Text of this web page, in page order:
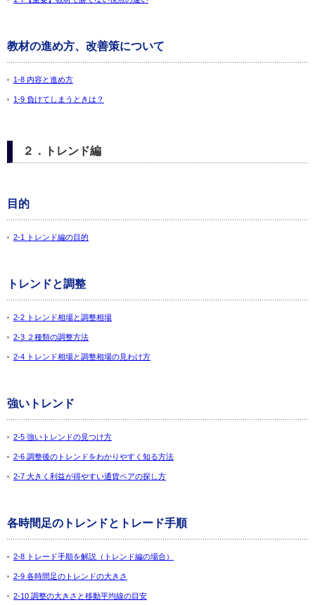
教材の進め方、改善策について
1-8 内容と進め方
1-9 負けてしまうときは？
２．トレンド編
目的
2-1 トレンド編の目的
トレンドと調整
2-2 トレンド相場と調整相場
2-3 ２種類の調整方法
2-4 トレンド相場と調整相場の見わけ方
強いトレンド
2-5 強いトレンドの見つけ方
2-6 調整後のトレンドをわかりやすく知る方法
2-7 大きく利益が得やすい通貨ペアの探し方
各時間足のトレンドとトレード手順
2-8 トレード手順を解説（トレンド編の場合）
2-9 各時間足のトレンドの大きさ
2-10 調整の大きさと移動平均線の目安